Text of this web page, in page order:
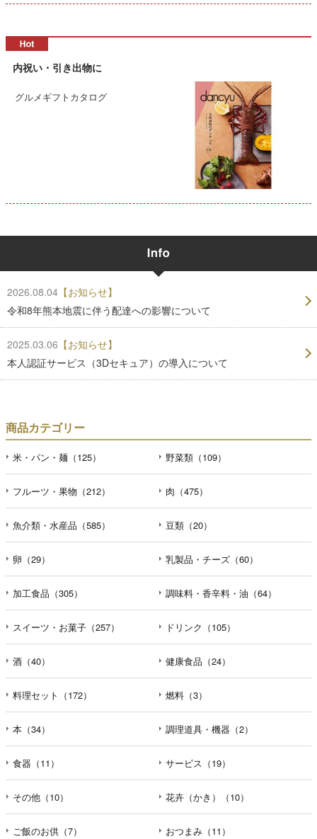
内祝い・引き出物に
グルメギフトカタログ
2026.08.04 【お知らせ】
令和8年熊本地震に伴う配達への影響について
2025.03.06 【お知らせ】
本人認証サービス（3Dセキュア）の導入について
商品カテゴリー
米・パン・麺（125） 野菜類（109）
フルーツ・果物（212） 肉（475）
魚介類・水産品（585） 豆類（20）
卵（29） 乳製品・チーズ（60）
加工食品（305） 調味料・香辛料・油（64）
スイーツ・お菓子（257） ドリンク（105）
酒（40） 健康食品（24）
料理セット（172） 燃料（3）
本（34） 調理道具・機器（2）
食器（11） サービス（19）
その他（10） 花卉（かき）（10）
ご飯のお供（7） おつまみ（11）